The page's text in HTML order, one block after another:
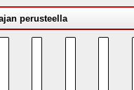
perusteella